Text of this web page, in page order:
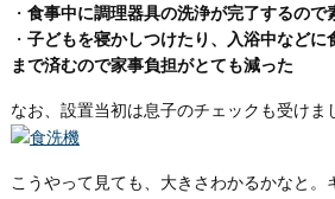
・ 食事中に調理器具の洗浄が完了するので
・ 子どもを寝かしつけたり、入浴中などに
まで済むので家事負担がとても減った
なお、設置当初は息子のチェックも受けま
こうやって見ても、大きさわかるかなと